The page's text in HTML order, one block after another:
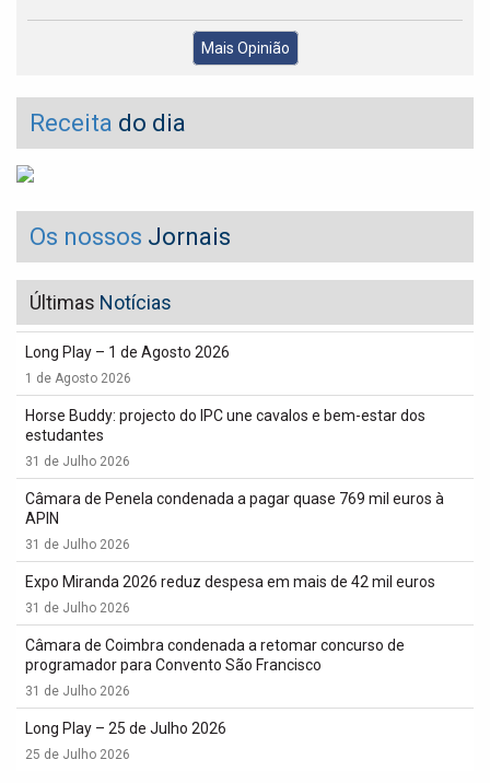
Mais Opinião
Receita do dia
Os nossos Jornais
Últimas Notícias
Long Play – 1 de Agosto 2026
1 de Agosto 2026
Horse Buddy: projecto do IPC une cavalos e bem-estar dos
estudantes
31 de Julho 2026
Câmara de Penela condenada a pagar quase 769 mil euros à
APIN
31 de Julho 2026
Expo Miranda 2026 reduz despesa em mais de 42 mil euros
31 de Julho 2026
Câmara de Coimbra condenada a retomar concurso de
programador para Convento São Francisco
31 de Julho 2026
Long Play – 25 de Julho 2026
25 de Julho 2026